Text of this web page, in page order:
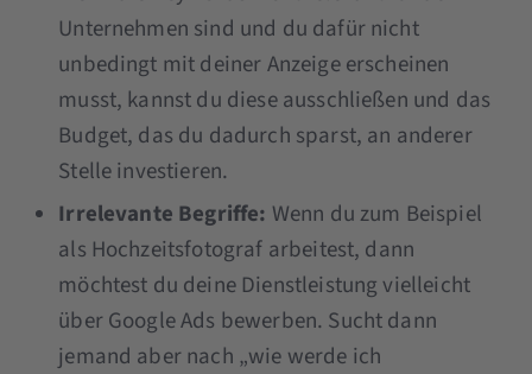
Unternehmen sind und du dafür nicht
unbedingt mit deiner Anzeige erscheinen
musst, kannst du diese ausschließen und das
Budget, das du dadurch sparst, an anderer
Stelle investieren.
Irrelevante Begriffe: Wenn du zum Beispiel
als Hochzeitsfotograf arbeitest, dann
möchtest du deine Dienstleistung vielleicht
über Google Ads bewerben. Sucht dann
jemand aber nach „wie werde ich